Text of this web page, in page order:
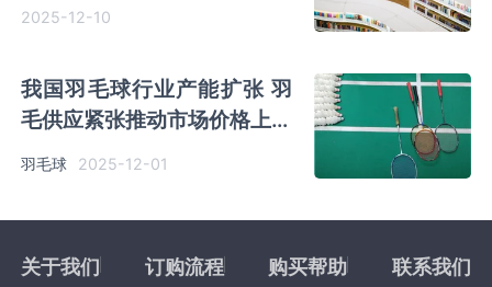
2025-12-10
我国羽毛球行业产能扩张 羽
毛供应紧张推动市场价格上涨
厂商积极破局
羽毛球 2025-12-01
关于我们 订购流程 购买帮助 联系我们